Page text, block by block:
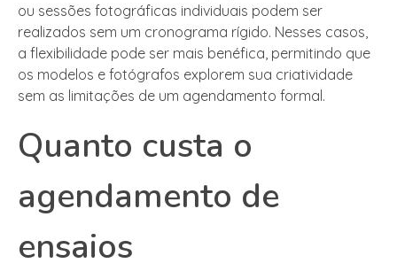
ou sessões fotográficas individuais podem ser
realizados sem um cronograma rígido. Nesses casos,
a flexibilidade pode ser mais benéfica, permitindo que
os modelos e fotógrafos explorem sua criatividade
sem as limitações de um agendamento formal.
Quanto custa o
agendamento de
ensaios